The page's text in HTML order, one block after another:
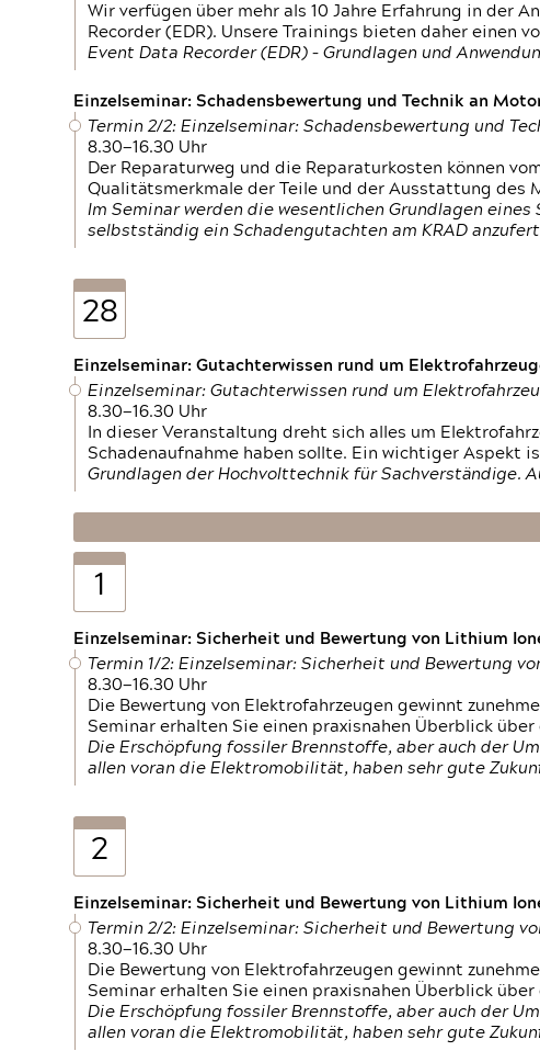
Wir verfügen über mehr als 10 Jahre Erfahrung in der
Recorder (EDR). Unsere Trainings bieten daher einen
Event Data Recorder (EDR) – Grundlagen und
Einzelseminar: Schadensbewertung und Technik an
Termin 2/2: Einzelseminar: Schadensbewertung und
8.30—16.30 Uhr
Der Reparaturweg und die Reparaturkosten können
Qualitätsmerkmale der Teile und der Ausstattung des
Im Seminar werden die wesentlichen Grundlagen
selbstständig ein Schadengutachten am KRAD
28
Einzelseminar: Gutachterwissen rund um
Einzelseminar: Gutachterwissen rund um
8.30—16.30 Uhr
In dieser Veranstaltung dreht sich alles um
Schadenaufnahme haben sollte. Ein wichtiger Aspekt
Grundlagen der Hochvolttechnik für Sachverständige.
1
Einzelseminar: Sicherheit und Bewertung von Lithium
Termin 1/2: Einzelseminar: Sicherheit und Bewertung
8.30—16.30 Uhr
Die Bewertung von Elektrofahrzeugen gewinnt
Seminar erhalten Sie einen praxisnahen Überblick
Die Erschöpfung fossiler Brennstoffe, aber auch der
allen voran die Elektromobilität, haben sehr gute
2
Einzelseminar: Sicherheit und Bewertung von Lithium
Termin 2/2: Einzelseminar: Sicherheit und Bewertung
8.30—16.30 Uhr
Die Bewertung von Elektrofahrzeugen gewinnt
Seminar erhalten Sie einen praxisnahen Überblick
Die Erschöpfung fossiler Brennstoffe, aber auch der
allen voran die Elektromobilität, haben sehr gute